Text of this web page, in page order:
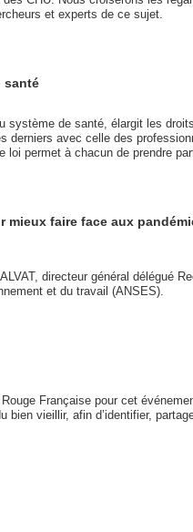
et experts de ce sujet.
santé
système de santé, élargit les
derniers avec celle des
permet à chacun de prendre
faire face aux
directeur général délégué
et du travail (ANSES).
Française pour cet
vieillir, afin d’identifier,